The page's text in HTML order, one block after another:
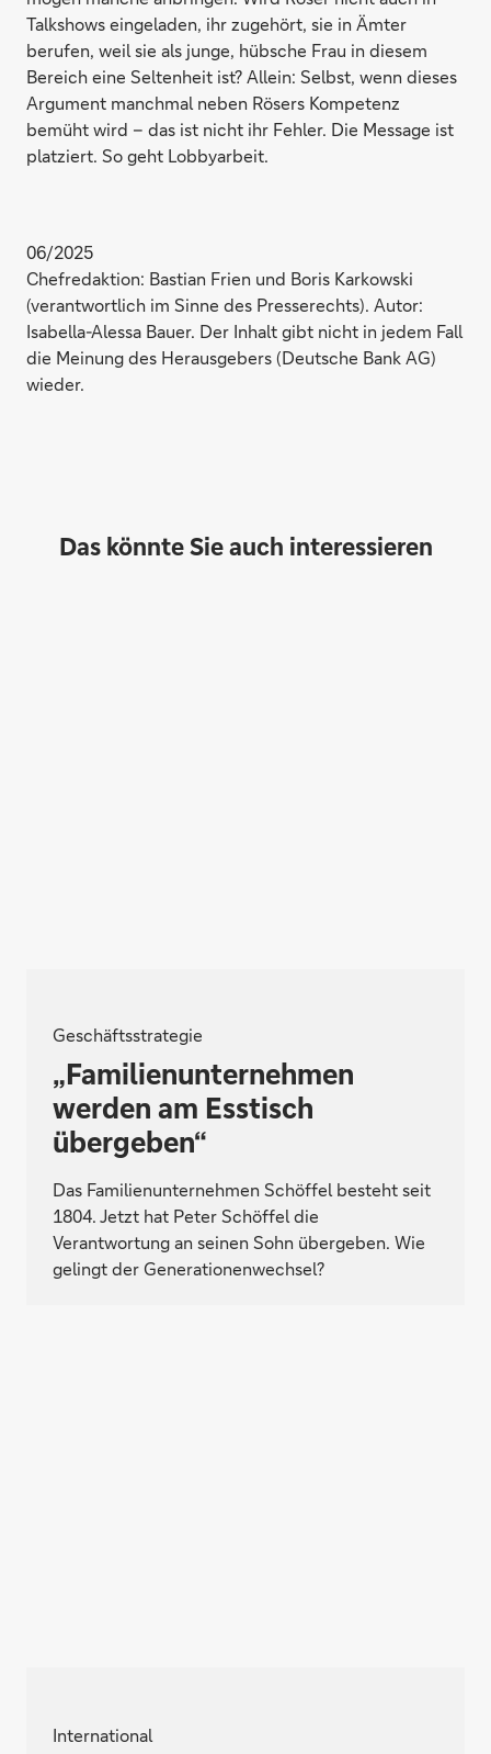
Talkshows eingeladen, ihr zugehört, sie in Ämter
berufen, weil sie als junge, hübsche Frau in diesem
Bereich eine Seltenheit ist? Allein: Selbst, wenn dieses
Argument manchmal neben Rösers Kompetenz
bemüht wird – das ist nicht ihr Fehler. Die Message ist
platziert. So geht Lobbyarbeit.
06/2025
Chefredaktion: Bastian Frien und Boris Karkowski
(verantwortlich im Sinne des Presserechts). Autor:
Isabella-Alessa Bauer. Der Inhalt gibt nicht in jedem Fall
die Meinung des Herausgebers (Deutsche Bank AG)
wieder.
Das könnte Sie auch interessieren
Geschäftsstrategie
„Familien­unter­nehmen
werden am Esstisch
übergeben“
Das Familienunternehmen Schöffel besteht seit
1804. Jetzt hat Peter Schöffel die
Verantwortung an seinen Sohn übergeben. Wie
gelingt der Generationenwechsel?
International